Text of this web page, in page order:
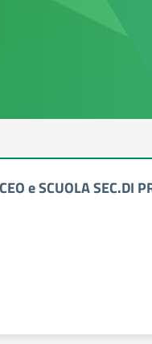
e SCUOLA SEC.DI